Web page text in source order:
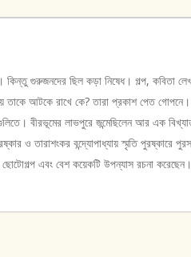
কিন্তু গুরুজনদের ছিল কড়া নিষেধ। গল্প, কবিতা
আটকে রাখে কে? তারা প্রকাশ পেত গোপনে।
বীরভূমের লাভপুরে জন্মেছিলেন আর এক
ও তারাশংকর বন্দ্যোপাধ্যায় স্মৃতি পুরষ্কারে
ছোটোগল্প এবং বেশ কয়েকটি উপন্যাস রচনা